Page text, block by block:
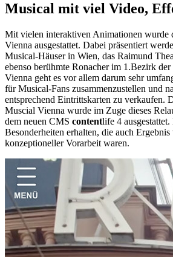
Musical mit viel Video,
Mit vielen interaktiven Animationen wurde
Vienna ausgestattet. Dabei präsentiert
Musical-Häuser in Wien, das Raimund
ebenso berühmte Ronacher im 1.Bezirk
Vienna geht es vor allem darum sehr
für Musical-Fans zusammenzustellen und
entsprechend Eintrittskarten zu verkaufen.
Muscial Vienna wurde im Zuge dieses
dem neuen CMS contentlife 4
Besonderheiten erhalten, die auch
konzeptioneller Vorarbeit waren.